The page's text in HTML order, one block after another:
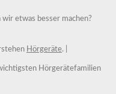
etwas besser machen?
Hörgeräte. |
Hörgerätefamilien